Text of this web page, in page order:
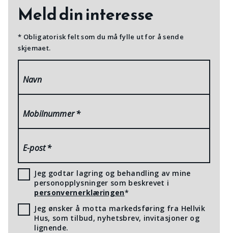
Meld din interesse
* Obligatorisk felt som du må fylle ut for å sende
skjemaet.
Navn
Mobilnummer*
E-post*
Jeg godtar lagring og behandling av mine
personopplysninger som beskrevet i
personvernerklæringen*
Jeg ønsker å motta markedsføring fra Hellvik
Hus, som tilbud, nyhetsbrev, invitasjoner og
lignende.